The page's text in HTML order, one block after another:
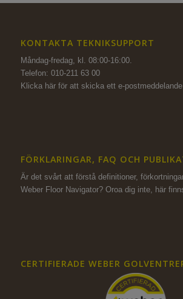
KONTAKTA TEKNIKSUPPORT
Måndag-fredag, kl. 08:00-16:00.
Telefon: 010-211 63 00
Klicka här för att skicka ett e-postmeddelande
FÖRKLARINGAR, FAQ OCH
Är det svårt att förstå definitioner,
Weber Floor Navigator? Oroa dig inte, här
CERTIFIERADE WEBER